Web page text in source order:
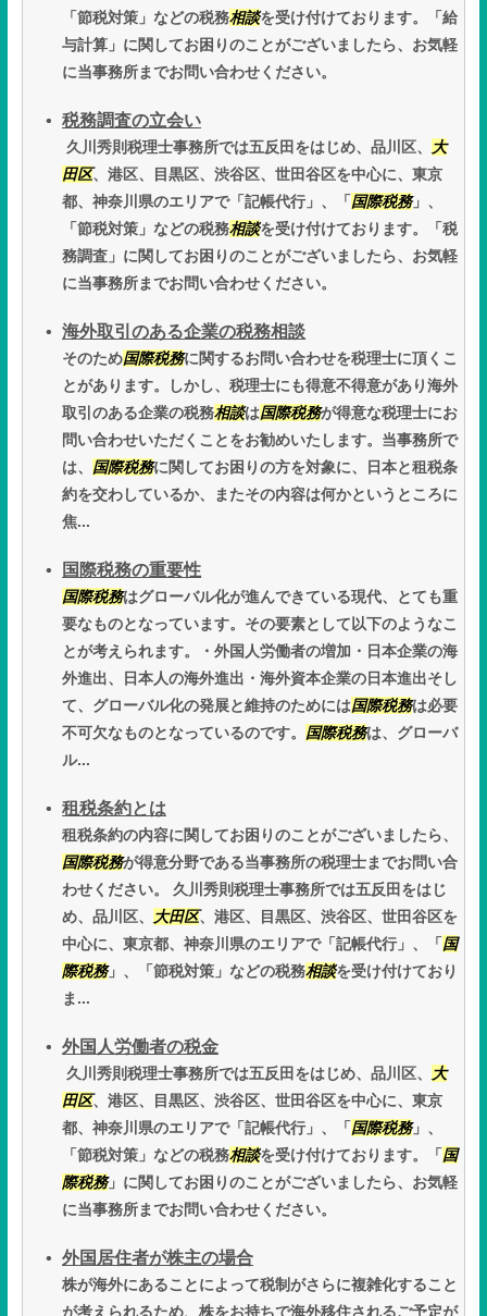
「節税対策」などの税務相談を受け付けております。「給
与計算」に関してお困りのことがございましたら、お気軽
に当事務所までお問い合わせください。
税務調査の立会い
久川秀則税理士事務所では五反田をはじめ、品川区、 大
田区、港区、目黒区、渋谷区、世田谷区を中心に、東京
都、神奈川県のエリアで「記帳代行」、「 国際税務」、
「節税対策」などの税務相談を受け付けております。「税
務調査」に関してお困りのことがございましたら、お気軽
に当事務所までお問い合わせください。
海外取引のある企業の税務相談
そのため国際税務に関するお問い合わせを税理士に頂くこ
とがあります。しかし、税理士にも得意不得意があり海外
取引のある企業の税務相談は国際税務が得意な税理士にお
問い合わせいただくことをお勧めいたします。当事務所で
は、 国際税務に関してお困りの方を対象に、日本と租税条
約を交わしているか、またその内容は何かというところに
焦...
国際税務の重要性
国際税務はグローバル化が進んできている現代、とても重
要なものとなっています。その要素として以下のようなこ
とが考えられます。・外国人労働者の増加・日本企業の海
外進出、日本人の海外進出・海外資本企業の日本進出そし
て、グローバル化の発展と維持のためには国際税務は必要
不可欠なものとなっているのです。 国際税務は、グローバ
ル...
租税条約とは
租税条約の内容に関してお困りのことがございましたら、
国際税務が得意分野である当事務所の税理士までお問い合
わせください。 久川秀則税理士事務所では五反田をはじ
め、品川区、 大田区、港区、目黒区、渋谷区、世田谷区を
中心に、東京都、神奈川県のエリアで「記帳代行」、「 国
際税務」、「節税対策」などの税務相談を受け付けており
ま...
外国人労働者の税金
久川秀則税理士事務所では五反田をはじめ、品川区、 大
田区、港区、目黒区、渋谷区、世田谷区を中心に、東京
都、神奈川県のエリアで「記帳代行」、「 国際税務」、
「節税対策」などの税務相談を受け付けております。「 国
際税務」に関してお困りのことがございましたら、お気軽
に当事務所までお問い合わせください。
外国居住者が株主の場合
株が海外にあることによって税制がさらに複雑化すること
が考えられるため、株をお持ちで海外移住されるご予定が